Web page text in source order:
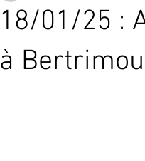
18/01/25 :
à